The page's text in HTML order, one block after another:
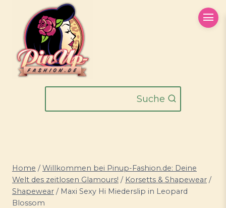
springen
Suche
Home / Willkommen bei Pinup-Fashion.de: Deine
Welt des zeitlosen Glamours! / Korsetts & Shapewear /
Shapewear / Maxi Sexy Hi Miederslip in Leopard
Blossom